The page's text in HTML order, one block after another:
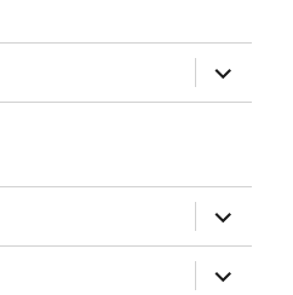
ouvrir
le
sous-
ouvrir
le
sous-
menu
ouvrir
le